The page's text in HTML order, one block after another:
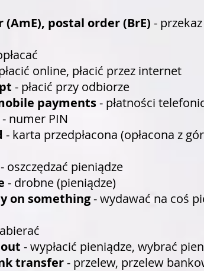
(AmE), postal order (BrE) -
online, płacić przez internet
- płacić przy odbiorze
payments- płatności
- numer PIN
- karta przedpłacona (opłacona z
- oszczędzać pieniądze
- drobne (pieniądze)
on something- wydawać na coś
- wypłacić pieniądze, wybrać
transfer- przelew, przelew